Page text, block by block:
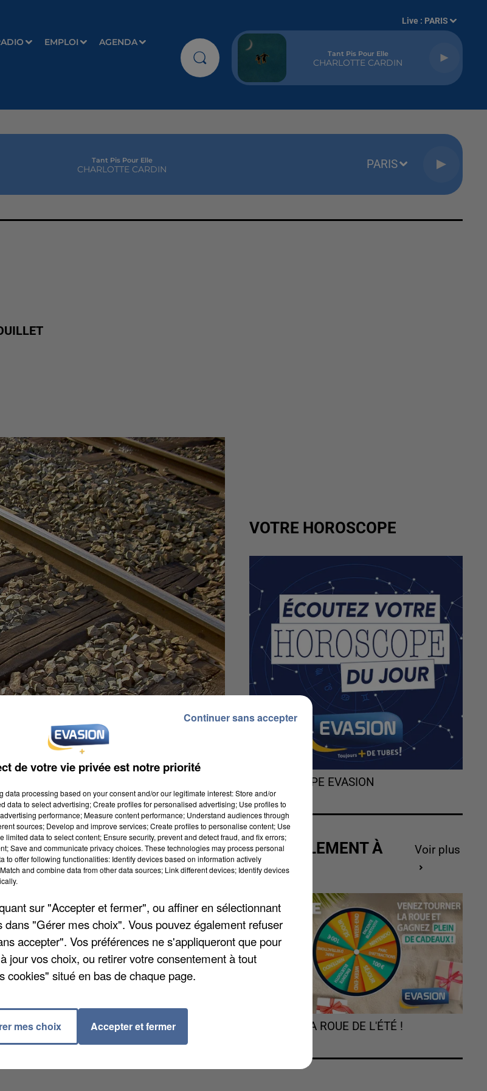
EMPLOI AGENDA
Live : PARIS
Tant Pis Pour Elle
CHARLOTTE CARDIN
Tant Pis Pour Elle
CHARLOTTE CARDIN PARIS
d’un train mardi 13 mai vers 17h15. Son
aucune chance de survie. Les
autopsie doit permettre de confirmer
charge.
VOTRE HOROSCOPE
L'HOROSCOPE EVASION
ACTUELLEMENT À
GAGNER
Voir plus
TOURNEZ LA ROUE DE L'ÉTÉ !
de votre vie privée est notre priorité
data processing based on your consent and/or our legitimate interest: Store and/or
data to select advertising; Create profiles for personalised advertising; Use profiles to
performance; Measure content performance; Understand audiences through
sources; Develop and improve services; Create profiles to personalise content; Use
limited data to select content; Ensure security, prevent and detect fraud, and fix errors;
Save and communicate privacy choices. These technologies may process personal
to offer following functionalities: Identify devices based on information actively
and combine data from other data sources; Link different devices; Identify devices
sur "Accepter et fermer", ou affiner en sélectionnant
dans "Gérer mes choix". Vous pouvez également refuser
accepter". Vos préférences ne s'appliqueront que pour
jour vos choix, ou retirer votre consentement à tout
cookies" situé en bas de chaque page.
mes choix Accepter et fermer
Continuer sans accepter